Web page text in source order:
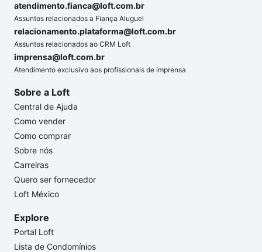
atendimento.fianca@loft.com.br
Assuntos relacionados a Fiança Aluguel
relacionamento.plataforma@loft.com.br
Assuntos relacionados ao CRM Loft
imprensa@loft.com.br
Atendimento exclusivo aos profissionais de imprensa
Sobre a Loft
Central de Ajuda
Como vender
Como comprar
Sobre nós
Carreiras
Quero ser fornecedor
Loft México
Explore
Portal Loft
Lista de Condomínios